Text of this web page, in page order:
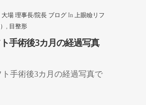
場 理事長/院長 ブログ In 上眼瞼リフ
, 目整形
手術後3カ月の経過写真
手術後3カ月の経過写真で